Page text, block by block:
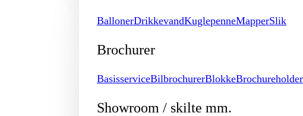
BallonerDrikkevandKuglepenneMapperSlik
Brochurer
BasisserviceBilbrochurerBlokke
Showroom / skilte mm.